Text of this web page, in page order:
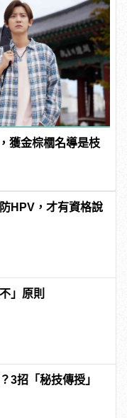
獲金棕櫚名導是枝
HPV，才有資格說
」原則
3招「秘技傳授」